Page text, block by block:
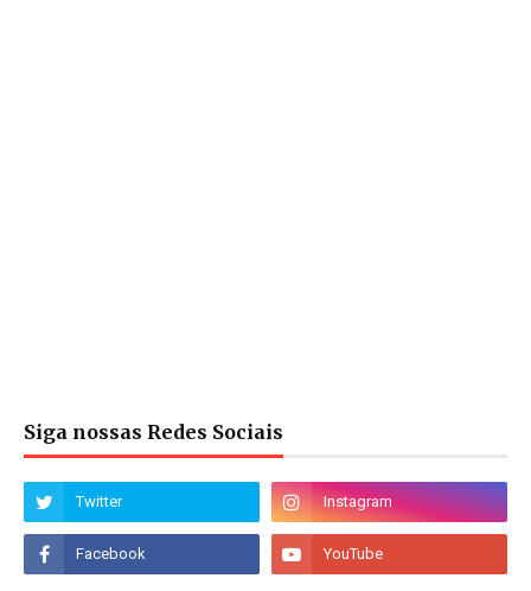
Siga nossas Redes Sociais